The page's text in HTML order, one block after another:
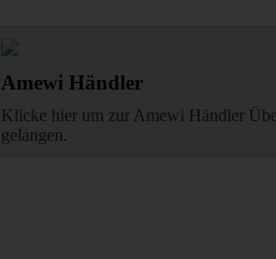
Amewi Händler
Klicke hier um zur Amewi Händler
gelangen.